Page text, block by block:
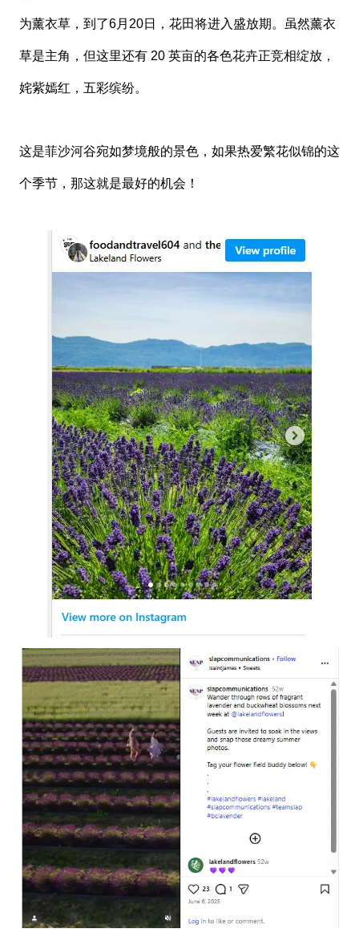
为薰衣草，到了6月20日，花田将进入盛放期。虽然薰衣
草是主角，但这里还有 20 英亩的各色花卉正竞相绽放，
姹紫嫣红，五彩缤纷。
这是菲沙河谷宛如梦境般的景色，如果热爱繁花似锦的这
个季节，那这就是最好的机会！